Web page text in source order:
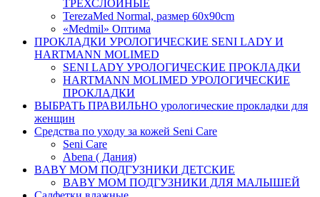
ТРЕХСЛОЙНЫЕ
TerezaMed Normal, размер 60x90cm
«Medmil» Оптима
ПРОКЛАДКИ УРОЛОГИЧЕСКИЕ SENI LADY И
HARTMANN MOLIMED
SENI LADY УРОЛОГИЧЕСКИЕ ПРОКЛАДКИ
HARTMANN MOLIMED УРОЛОГИЧЕСКИЕ
ПРОКЛАДКИ
ВЫБРАТЬ ПРАВИЛЬНО урологические прокладки для
женщин
Средства по уходу за кожей Seni Care
Seni Care
Abena ( Дания)
BABY MOM ПОДГУЗНИКИ ДЕТСКИЕ
BABY MOM ПОДГУЗНИКИ ДЛЯ МАЛЫШЕЙ